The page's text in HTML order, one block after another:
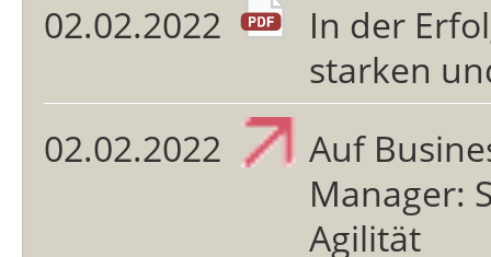
02.02.2022
In der
starken
02.02.2022
Auf
Manager:
Agilität